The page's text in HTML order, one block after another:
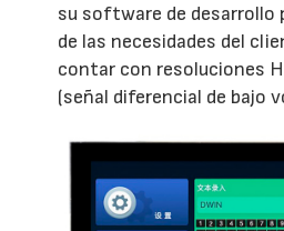
su software de desarrollo
de las necesidades del
contar con resoluciones
(señal diferencial de bajo